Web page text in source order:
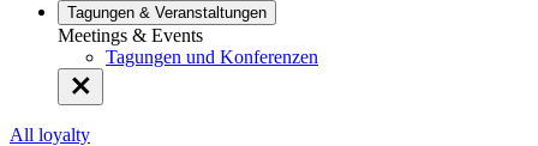
Tagungen & Veranstaltungen
Meetings & Events
Tagungen und Konferenzen
All loyalty